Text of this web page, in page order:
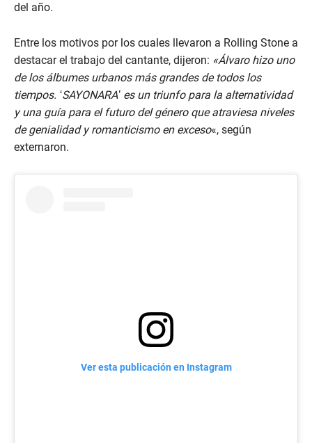
del año.
Entre los motivos por los cuales llevaron a Rolling Stone a
destacar el trabajo del cantante, dijeron: «Álvaro hizo uno
de los álbumes urbanos más grandes de todos los
tiempos. ‘SAYONARA’ es un triunfo para la alternatividad
y una guía para el futuro del género que atraviesa niveles
de genialidad y romanticismo en exceso«, según
externaron.
Ver esta publicación en Instagram